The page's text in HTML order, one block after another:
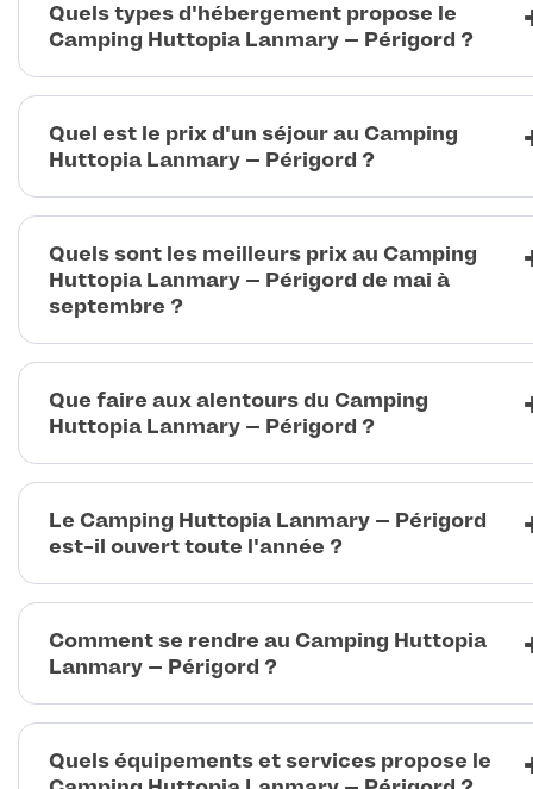
Quels types d'hébergement propose le
Camping Huttopia Lanmary – Périgord ?
Quel est le prix d'un séjour au Camping
Huttopia Lanmary – Périgord ?
Quels sont les meilleurs prix au Camping
Huttopia Lanmary – Périgord de mai à
septembre ?
Que faire aux alentours du Camping
Huttopia Lanmary – Périgord ?
Le Camping Huttopia Lanmary – Périgord
est-il ouvert toute l'année ?
Comment se rendre au Camping Huttopia
Lanmary – Périgord ?
Quels équipements et services propose le